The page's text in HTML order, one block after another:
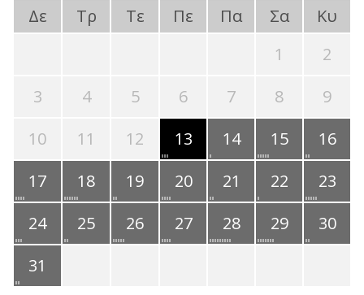
Δε Τρ Τε Πε Πα Σα
Κυ
1
2
3
4 5 6 7 8
9
10
11 12 13 14 15
16
17
18 19 20 21 22
23
24
25 26 27 28 29
30
31